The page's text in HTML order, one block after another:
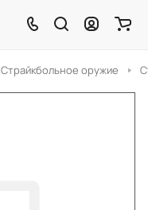
Страйкбольное оружие